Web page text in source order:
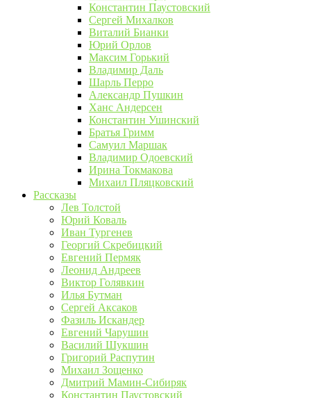
Константин Паустовский
Сергей Михалков
Виталий Бианки
Юрий Орлов
Максим Горький
Владимир Даль
Шарль Перро
Александр Пушкин
Ханс Андерсен
Константин Ушинский
Братья Гримм
Самуил Маршак
Владимир Одоевский
Ирина Токмакова
Михаил Пляцковский
Рассказы
Лев Толстой
Юрий Коваль
Иван Тургенев
Георгий Скребицкий
Евгений Пермяк
Леонид Андреев
Виктор Голявкин
Илья Бутман
Сергей Аксаков
Фазиль Искандер
Евгений Чарушин
Василий Шукшин
Григорий Распутин
Михаил Зощенко
Дмитрий Мамин-Сибиряк
Константин Паустовский